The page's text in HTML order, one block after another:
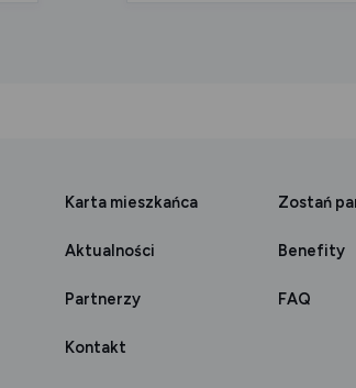
Karta mieszkańca Zostań
Aktualności Benefity
Partnerzy FAQ
Kontakt